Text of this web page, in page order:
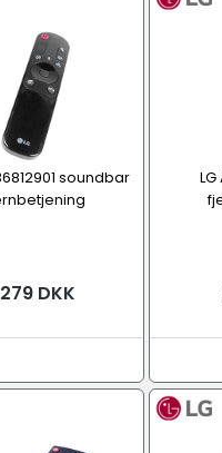
soundbar
279 DKK